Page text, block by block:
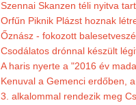
Szennai Skanzen téli nyitva
Orfűn Piknik Plázst hoznak
Őznász - fokozott
Csodálatos drónnal készült
A haris nyerte a "2016 év
Kenuval a Gemenci erdőben,
3. alkalommal rendezik meg